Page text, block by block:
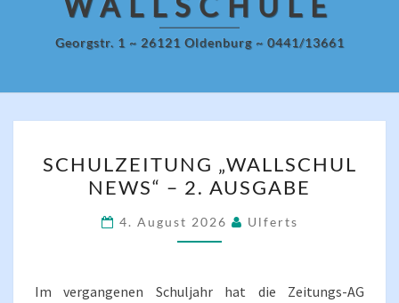
Georgstr. 1 ~ 26121 Oldenburg ~ 0441/13661
„WALLSCHUL
NEWS“
–
2.
SCHULZEITUNG „WALLSCHUL
NEWS“ – 2. AUSGABE
4. August 2026 Ulferts
Im vergangenen Schuljahr hat die Zeitungs-AG